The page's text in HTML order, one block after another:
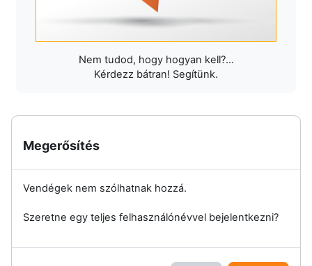
Nem tudod, hogy hogyan kell?...
Kérdezz bátran! Segítünk.
Megerősítés
Vendégek nem szólhatnak hozzá.
Szeretne egy teljes felhasználónévvel bejelentkezni?